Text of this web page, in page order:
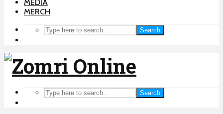
MEDIA
MERCH
Search
Search